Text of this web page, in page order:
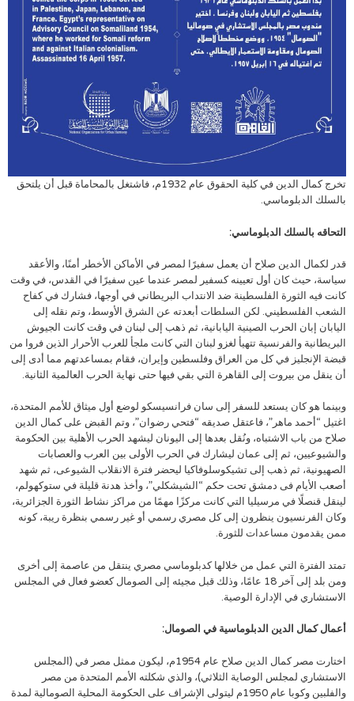
تخرج كمال الدين في كلية الحقوق عام 1932م، فاشتغل بالمحاماة قبل أن يلتحق
بالسلك الدبلوماسي.
التحاقه بالسلك الدبلوماسي:
قدر لكمال الدين صلاح أن يعمل سفيرًا لمصر في الأماكن الأخطر أمنًا، والأعقد
سياسة، حيث كان أول تعيينه كسفير لمصر عندما عين سفيرًا في القدس، في وقت
كانت فيه الثورة الفلسطينة ضد الانتداب البريطاني في أوجها، فشارك في كفاح
الشعب الفلسطيني. لكن السلطات أبعدته عن الشرق الأوسط، وتم نقله إلى
اليابان إبان الحرب الصينية اليابانية، ثم ذهب إلى لبنان في وقت كانت الجيوش
البريطانية والفرنسية تتهيأ لغزو لبنان التي كانت ملجأ للعرب الأحرار الذين فروا من
قبضة الإنجليز في كل من العراق وفلسطين وإيران، فقام بمساعدتهم مما أدى إلى
أن ينقل من بيروت إلى القاهرة التي بقي فيها حتى نهاية الحرب العالمية الثانية.
وبينما هو كان يستعد للسفر إلى سان فرانسيسكو لوضع أول ميثاق للأمم المتحدة،
اغتيل “أحمد ماهر”، فاعتقل صديقه “فتحي رضوان”، وتم القبض على كمال الدين
صلاح من باب الاشتباه، ونُقل بعدها إلى اليونان ليشهد الحرب الأهلية بين الحكومة
والشيوعيين، ثم إلى عمان ليشارك في الحرب الأولى بين العرب والعصابات
الصهيونية، ثم ذهب إلى تشيكوسلوفاكيا ليحضر فترة الانقلاب الشيوعى، ثم شهد
أصعب الأيام فى دمشق تحت حكم “الشيشكلي”، وأخذ هدنة قليلة في ستوكهولم،
لينقل قنصلًا في مرسيليا التي كانت مركزًا مهمًا من مراكز نشاط الثورة الجزائرية،
وكان الفرنسيون ينظرون إلى كل مصري رسمي أو غير رسمي بنظرة ريبة، كونه
ممن يقدمون مساعدات للثورة.
تمتد الفترة التي عمل من خلالها كدبلوماسي مصري ينتقل من عاصمة إلى أخرى
ومن بلد إلى آخر 18 عامًا، وذلك قبل مجيئه إلى الصومال كعضو فعال في المجلس
الاستشاري في الإدارة الوصية.
أعمال كمال الدين الدبلوماسية في الصومال:
اختارت مصر كمال الدين صلاح عام 1954م، ليكون ممثل مصر في (المجلس
الاستشاري لمجلس الوصاية الثلاثي)، والذي شكلته الأمم المتحدة من مصر
والفلبين وكوبا عام 1950م ليتولى الإشراف على الحكومة المحلية الصومالية لمدة